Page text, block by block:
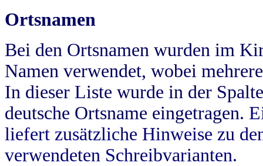
Ortsnamen
Bei den Ortsnamen wurden im
Namen verwendet, wobei
In dieser Liste wurde in der
deutsche Ortsname eingetragen.
liefert zusätzliche Hinweise zu
verwendeten Schreibvarianten.